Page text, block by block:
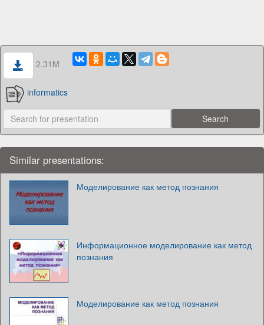
2.31M
informatics
Similar presentations:
Моделирование как метод познания
Информационное моделирование как метод
познания
Моделирование как метод познания